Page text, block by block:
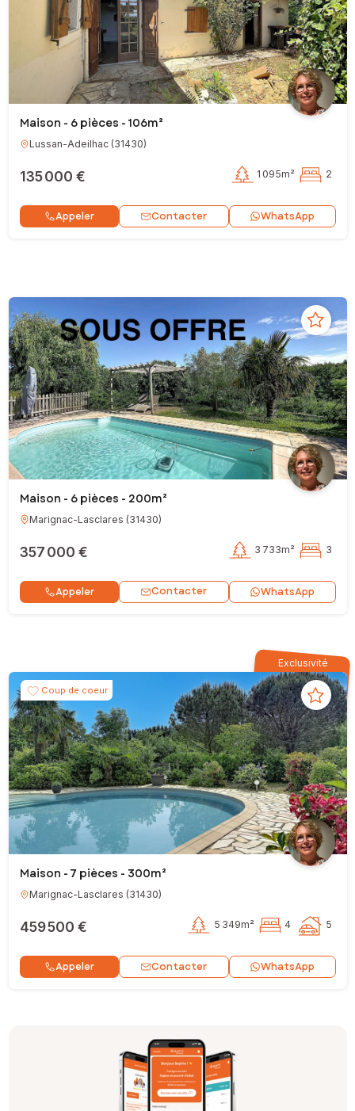
Maison - 6 pièces - 106m²
Lussan-Adeilhac(31430)
135 000 € 1 095m² 2
Appeler Contacter WhatsApp
Maison - 6 pièces - 200m²
Marignac-Lasclares (31430)
357 000 € 3 733m² 3
Appeler Contacter WhatsApp
Exclusivité
Coup de coeur
Maison - 7 pièces - 300m²
Marignac-Lasclares (31430)
459 500 € 5 349m² 4 5
Appeler Contacter WhatsApp